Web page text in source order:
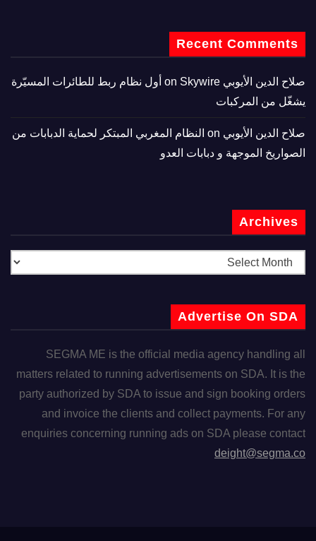
Recent Comments
صلاح الدين الأيوبي
Skywire أول نظام ربط للطائرات المسيّرة
يشغّل من المركبات
صلاح الدين الأيوبي
النظام المغربي المبتكر لحماية الدبابات من
الصواريخ الموجهة و دبابات العدو
Archives
Advertise On SDA
SEGMA ME is the official media agency handling all
matters related to running advertisements on SDA. It is the
party authorized by SDA to issue and sign booking orders
and invoice the clients and collect payments. For any
enquiries concerning running ads on SDA please contact
deight@segma.co